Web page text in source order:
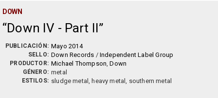
DOWN
Down IV - Part II
PUBLICACIÓN: Mayo 2014
SELLO: Down Records / Independent Label Group
PRODUCTOR: Michael Thompson,Down
GÉNERO: metal
ESTILOS: sludge metal, heavy metal, southern metal